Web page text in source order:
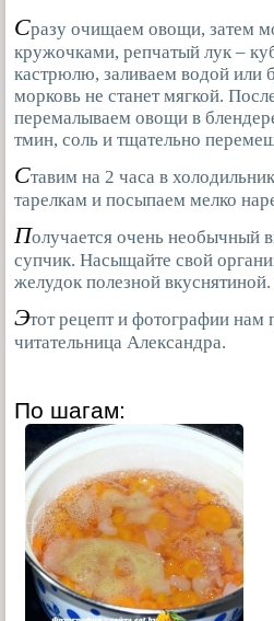
Сразу очищаем овощи, затем
кружочками, репчатый лук –
кастрюлю, заливаем водой или
морковь не станет мягкой.
перемалываем овощи в
тмин, соль и тщательно
Ставим на 2 часа в
тарелкам и посыпаем мелко
Получается очень необычный
супчик. Насыщайте свой
желудок полезной
Этот рецепт и фотографии нам
читательница Александра.
По шагам: